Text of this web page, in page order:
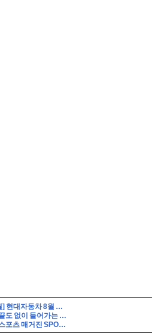
[자동차 프로모션 2026년 8월] 현대자동차 8월 프로모션
불 안쓰고 살도 안쪄요! 진짜 끝도 없이 들어가는 초간단 크래미요리 오이크래미샐러드 만들기
[사진기자 모집] 고려대학교 스포츠 매거진 SPORTS KU에서 2026년 2학기 신입국원을 모집합니다!